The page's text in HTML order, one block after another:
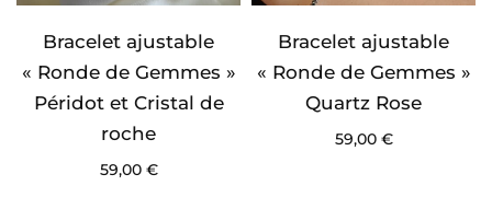
Bracelet ajustable
« Ronde de Gemmes »
Péridot et Cristal de
roche
59,00 €
Bracelet ajustable
« Ronde de Gemmes »
Quartz Rose
59,00 €